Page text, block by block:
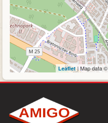
Leaflet| Map data ©